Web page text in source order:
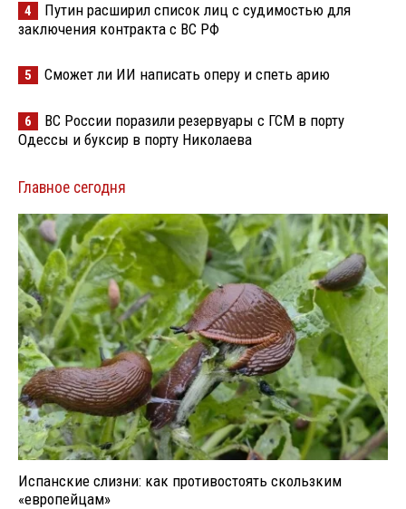
4
Путин расширил список лиц с судимостью для
заключения контракта с ВС РФ
5 Сможет ли ИИ написать оперу и спеть арию
6
ВС России поразили резервуары с ГСМ в порту
Одессы и буксир в порту Николаева
Главное сегодня
Испанские слизни: как противостоять скользким
«европейцам»